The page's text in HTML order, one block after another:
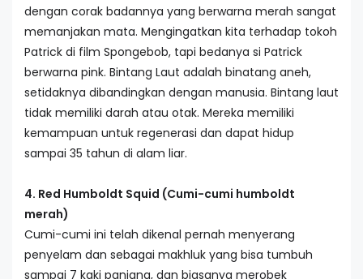
dengan corak badannya yang berwarna merah sangat
memanjakan mata. Mengingatkan kita terhadap tokoh
Patrick di film Spongebob, tapi bedanya si Patrick
berwarna pink. Bintang Laut adalah binatang aneh,
setidaknya dibandingkan dengan manusia. Bintang laut
tidak memiliki darah atau otak. Mereka memiliki
kemampuan untuk regenerasi dan dapat hidup
sampai 35 tahun di alam liar.
4. Red Humboldt Squid (Cumi-cumi humboldt
merah)
Cumi-cumi ini telah dikenal pernah menyerang
penyelam dan sebagai makhluk yang bisa tumbuh
sampai 7 kaki panjang, dan biasanya merobek